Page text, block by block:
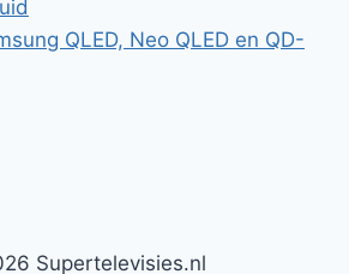
QLED, Neo QLED en QD-
Supertelevisies.nl